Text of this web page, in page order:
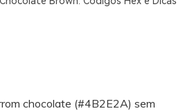
chocolate (#4B2E2A) sem